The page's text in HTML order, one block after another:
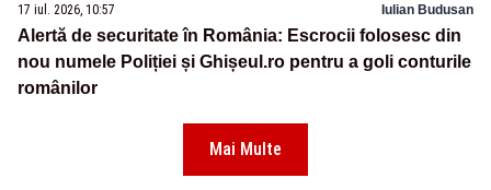
17 iul. 2026, 10:57 Iulian Budusan
Alertă de securitate în România: Escrocii folosesc din
nou numele Poliției și Ghișeul.ro pentru a goli conturile
românilor
Mai Multe